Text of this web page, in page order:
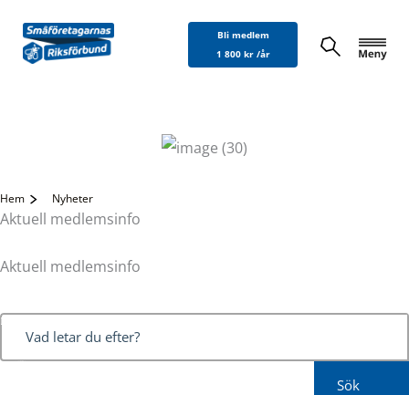
innehåll
Bli medlem
1 800 kr /år
Hem Nyheter
Aktuell medlemsinfo
Aktuell medlemsinfo
Sök